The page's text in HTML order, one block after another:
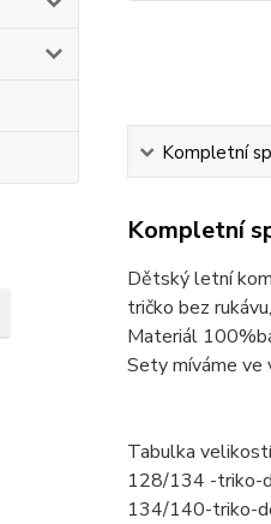
Kompletní
Kompletní
Dětský letní
tričko bez
Materiál
Sety míváme
Tabulka
128/134 -triko-
134/140-triko-